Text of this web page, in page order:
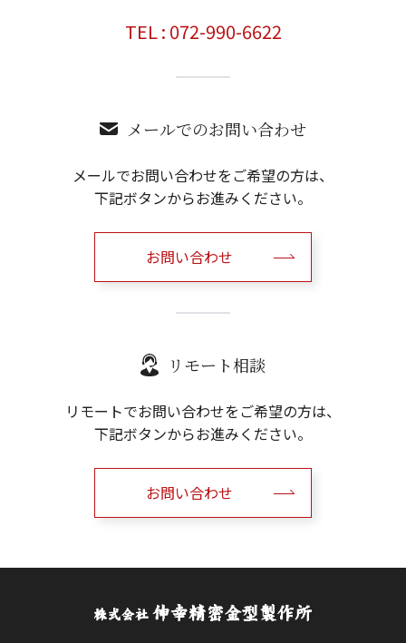
TEL : 072-990-6622
メールでのお問い合わせ
メールでお問い合わせをご希望の方は、
下記ボタンからお進みください。
お問い合わせ
リモート相談
リモートでお問い合わせをご希望の方は、
下記ボタンからお進みください。
お問い合わせ